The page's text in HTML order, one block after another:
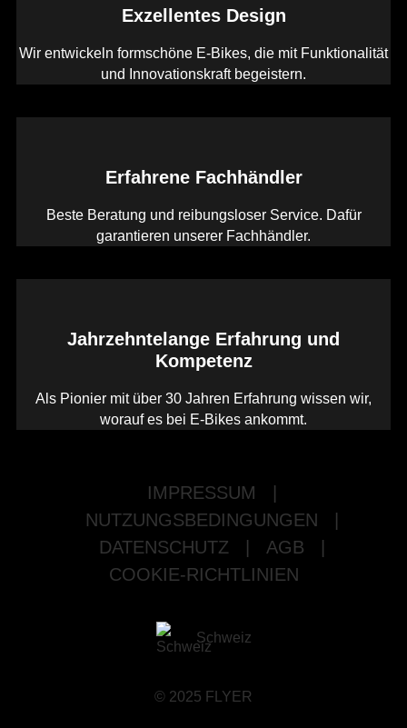
Exzellentes Design
Wir entwickeln formschöne E-Bikes, die mit Funktionalität
und Innovationskraft begeistern.
Erfahrene Fachhändler
Beste Beratung und reibungsloser Service. Dafür
garantieren unserer Fachhändler.
Jahrzehntelange Erfahrung und
Kompetenz
Als Pionier mit über 30 Jahren Erfahrung wissen wir,
worauf es bei E-Bikes ankommt.
IMPRESSUM
NUTZUNGSBEDINGUNGEN
DATENSCHUTZ
AGB
COOKIE-RICHTLINIEN
Schweiz
© 2025 FLYER